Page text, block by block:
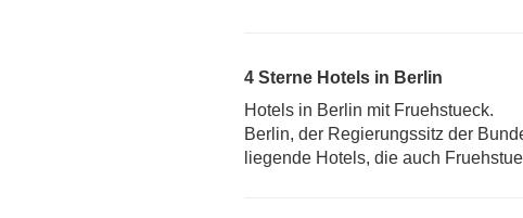
4 Sterne Hotels in Berlin
Hotels in Berlin mit Fruehstueck.
Berlin, der Regierungssitz der
liegende Hotels, die auch